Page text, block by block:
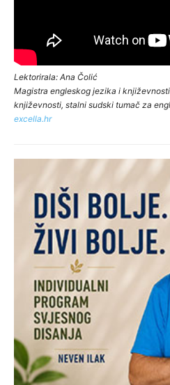
Lektorirala: Ana Čolić
Magistra engleskog jezika i
književnosti, stalni sudski tumač za
excella.hr